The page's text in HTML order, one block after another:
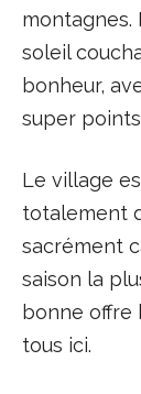
montagnes.
soleil
bonheur,
super
Le village
totalement
sacrément
saison la
bonne offre
tous ici.